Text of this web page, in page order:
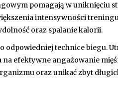
pomagają w uniknięciu
intensywności
oraz spalanie kalorii.
odpowiedniej technice biegu.
na efektywne angażowanie
oraz unikać zbyt